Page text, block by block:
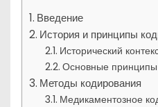
Введение
История и принципы
Исторический
Основные принципы
Методы кодирования
Медикаментозное